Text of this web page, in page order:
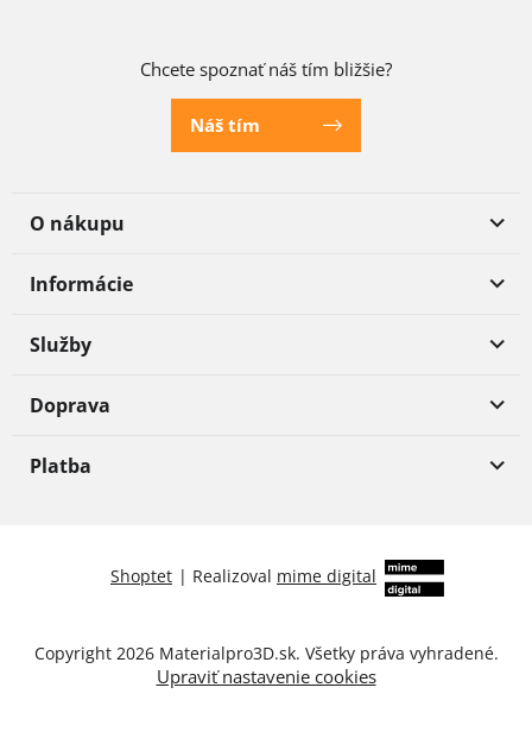
Chcete spoznať náš tím bližšie?
Náš tím
O nákupu
Informácie
Služby
Doprava
Platba
Shoptet | Realizoval mime digital
Copyright 2026 Materialpro3D.sk. Všetky práva vyhradené.
Upraviť nastavenie cookies